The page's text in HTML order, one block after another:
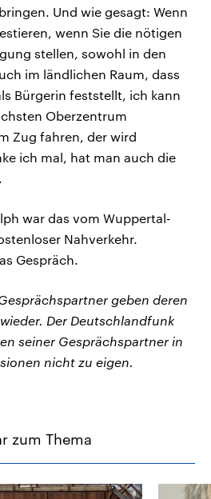
Und wie gesagt: Wenn
wenn Sie die nötigen
stellen, sowohl in den
im ländlichen Raum, dass
Bürgerin feststellt, ich kann
Oberzentrum
Zug fahren, der wird
ich mal, hat man auch die
war das vom Wuppertal-
Nahverkehr.
Gespräch.
geben deren
Der Deutschlandfunk
seiner Gesprächspartner in
nicht zu eigen.
zum Thema